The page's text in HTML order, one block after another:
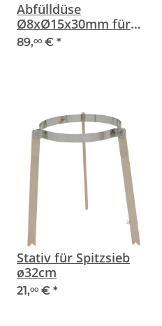
Abfülldüse
Ø8xØ15x30mm für
DAM
89,00 € *
Stativ für Spitzsieb
ø32cm
21,00 € *